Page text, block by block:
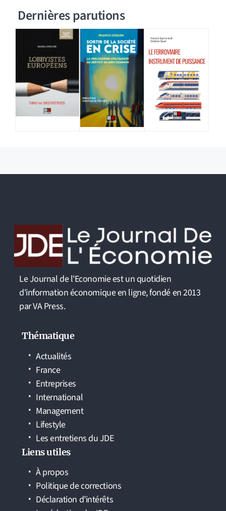
Dernières parutions
Le Journal de l'Economie est un quotidien
d'information économique en ligne, fondé en 2013
par VA Press.
Thématique
Actualités
France
Entreprises
International
Management
Lifestyle
Les entretiens du JDE
Liens utiles
À propos
Politique de corrections
Déclaration d’intérêts